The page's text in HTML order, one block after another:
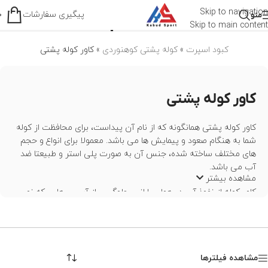
Skip to navigation
Skip to main content
منو پیگیری سفارشاتکاور کوله پشتی
کبود اسپرت »کوله پشتی کوهنوردی »کاور کوله پشتی
کاور کوله پشتی
کاور کوله پشتی همانگونه که از نام آن پیداست، برای محافظت از کوله
شما به هنگام صعود و پیمایش ها می باشد. معمولا برای انواع و حجم
های مختلف ساخته شده، جنس آن به صورت پلی استر و طبیعتا ضد
آب می باشد.
کاور کوله از نفوذ آب در هوای بارانی، جلوگیری از آسیب هایی که نور
متوجه کثیفی کوله همراه خود شده اید، وجود یک کاور می تواند خیال
مشاهده بیشتر
مشاهده فیلترها